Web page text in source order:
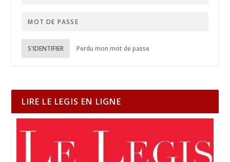
S'IDENTIFIER Perdu mon mot de passe
LIRE LE LEGIS EN LIGNE